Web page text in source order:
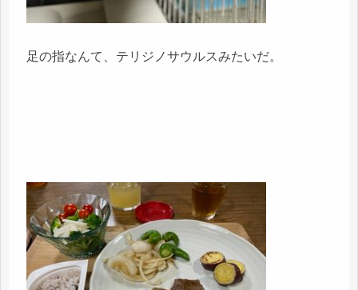
足の指なんて、テリジノサウルスみたいだ。